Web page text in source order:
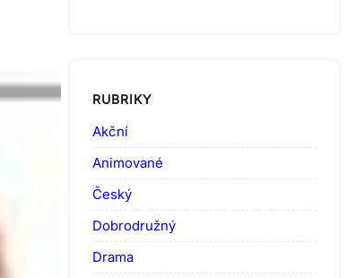
RUBRIKY
Akční
Animované
Český
Dobrodružný
Drama